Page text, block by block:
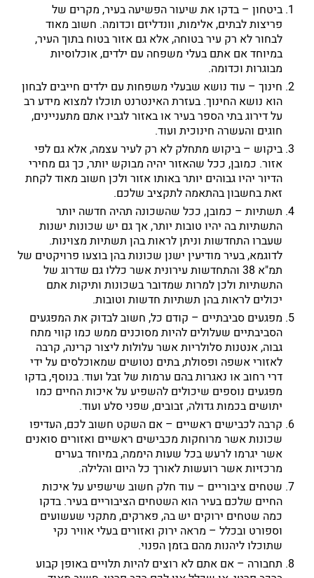
ביטחון – בדקו את שיעור הפשיעה בעיר, מקרים של
פריצות לבתים, אלימות, וונדליזם וכדומה. חשוב מאוד
לבחור לא רק עיר בטוחה, אלא גם אזור בטוח בתוך העיר,
במיוחד אם אתם בעלי משפחה עם ילדים, אוכלוסיות
מבוגרות וכדומה.
חינוך – עוד נושא שבעלי משפחות עם ילדים חייבים לבחון
הוא נושא החינוך. בעזרת האינטרנט תוכלו למצוא מידע רב
על דירוג בתי הספר בעיר או באזור לגביו אתם מתעניינים,
חוגים והעשרה חינוכית ועוד.
ביקוש – ביקוש מתחלק לא רק לעיר עצמה, אלא גם לפי
אזור. כמובן, ככל שהאזור יהיה מבוקש יותר, כך גם מחירי
הדיור יהיו גבוהים יותר באותו אזור ולכן חשוב מאוד לקחת
זאת בחשבון בהתאמה לתקציב שלכם.
תשתיות – כמובן, ככל שהשכונה תהיה חדשה יותר
התשתיות בה יהיו טובות יותר, אך גם יש שכונות ישנות
שעברו התחדשות וניתן לראות בהן תשתיות מצוינות.
לדוגמא, בעיר מודיעין ישנן שכונות בהן בוצעו פרויקטים של
תמ"א 38 והתחדשות עירונית אשר כללו גם שדרוג של
התשתיות ולכן למרות שמדובר בשכונות ותיקות אתם
יכולים לראות בהן תשתיות חדשות וטובות.
מפגעים סביבתיים – קודם כל, חשוב לבדוק את המפגעים
הסביבתיים שעלולים להיות מסוכנים ממש כמו קווי מתח
גבוה, אנטנות סלולריות אשר עלולות ליצור קרינה, קרבה
לאזורי אשפה ופסולת, בתים נטושים שמאוכלסים על ידי
דרי רחוב או נאגרות בהם ערמות של זבל ועוד. בנוסף, בדקו
מפגעים נוספים שיכולים להשפיע על איכות החיים כמו
יתושים בכמות גדולה, זבובים, שפני סלע ועוד.
קרבה לכבישים ראשיים – אם השקט חשוב לכם, העדיפו
שכונות אשר מרוחקות מכבישים ראשיים ואזורים סואנים
אשר יגרמו לרעש בכל שעות היממה, במיוחד בערים
מרכזיות אשר רועשות לאורך כל היום והלילה.
שטחים ציבוריים – עוד חלק חשוב שישפיע על איכות
החיים שלכם בעיר הוא השטחים הציבוריים בעיר. בדקו
כמה שטחים ירוקים יש בה, פארקים, מתקני שעשועים
וספורט ובכלל – מראה ירוק ואזורים בעלי אוויר נקי
שתוכלו ליהנות מהם בזמן הפנוי.
תחבורה – אם אתם לא רוצים להיות תלויים באופן קבוע